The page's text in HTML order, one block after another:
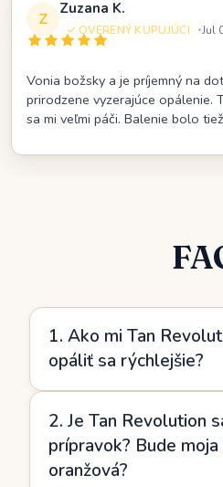
Z
Zuzana K.
OVERENÝ KUPUJÚCI •Jul
Vonia božsky a je príjemný na
prirodzene vyzerajúce opálenie.
sa mi veľmi páči. Balenie bolo
1. Ako mi Tan
opáliť sa rýchlejšie?
karotén, ktoré podporujú
pomáhajú vašej pokožke
na vystavenie slnku. To
2. Je Tan Revolution
prípravok? Bude
oranžová?